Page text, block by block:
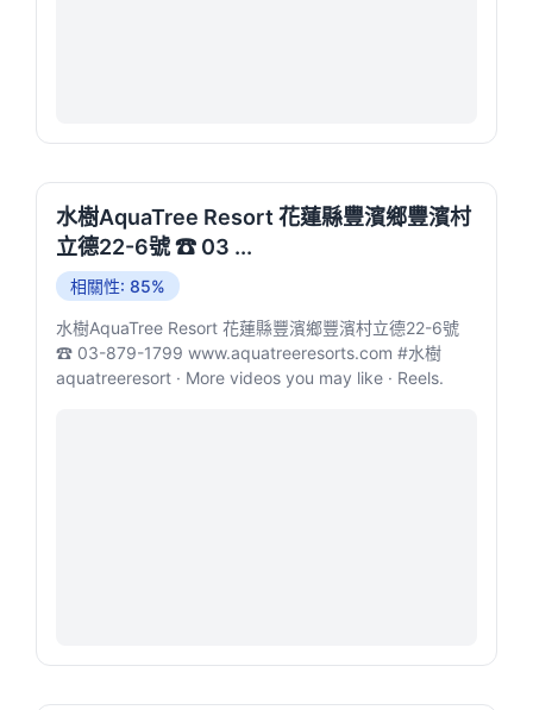
水樹AquaTree Resort 花蓮縣豐濱鄉豐濱村
立德22-6號 ☎ 03 ...
相關性: 85%
水樹AquaTree Resort 花蓮縣豐濱鄉豐濱村立德22-6號
☎ 03-879-1799 www.aquatreeresorts.com #水樹
aquatreeresort · More videos you may like · Reels.